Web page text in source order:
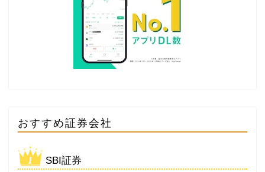
おすすめ証券会社
SBI証券